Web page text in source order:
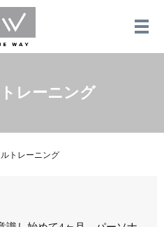
メ
レーニング
トレーニング